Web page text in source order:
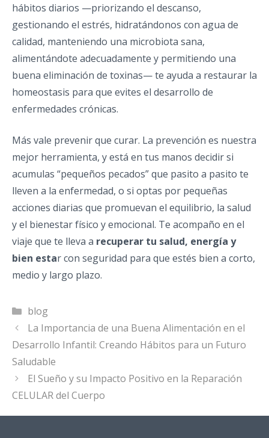
hábitos diarios —priorizando el descanso,
gestionando el estrés, hidratándonos con agua de
calidad, manteniendo una microbiota sana,
alimentándote adecuadamente y permitiendo una
buena eliminación de toxinas— te ayuda a restaurar la
homeostasis para que evites el desarrollo de
enfermedades crónicas.
Más vale prevenir que curar. La prevención es nuestra
mejor herramienta, y está en tus manos decidir si
acumulas “pequeños pecados” que pasito a pasito te
lleven a la enfermedad, o si optas por pequeñas
acciones diarias que promuevan el equilibrio, la salud
y el bienestar físico y emocional. Te acompaño en el
viaje que te lleva a recuperar tu salud, energía y
bien estar con seguridad para que estés bien a corto,
medio y largo plazo.
Categorías
blog
La Importancia de una Buena Alimentación en el
Desarrollo Infantil: Creando Hábitos para un Futuro
Saludable
El Sueño y su Impacto Positivo en la Reparación
CELULAR del Cuerpo